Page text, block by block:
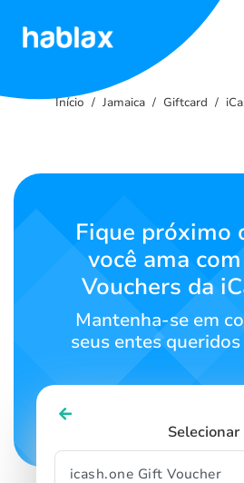
Tarifas
Contate-
Português
Início Jamaica Giftcard
Fique próximo
você ama
Vouchers da
Mantenha-se em
seus entes queridos
Selecionar